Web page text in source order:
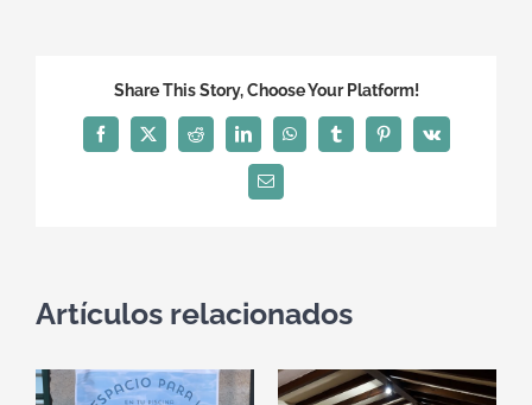
Share This Story, Choose Your Platform!
Facebook
X Reddit LinkedInWhatsAppTumblrPinterest
Vk
Correo
electrónico
Artículos relacionados